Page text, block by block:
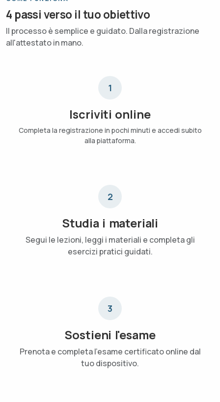
4 passi verso il tuo obiettivo
Il processo è semplice e guidato. Dalla registrazione
all'attestato in mano.
1
Iscriviti online
Completa la registrazione in pochi minuti e accedi subito
alla piattaforma.
2
Studia i materiali
Segui le lezioni, leggi i materiali e completa gli
esercizi pratici guidati.
3
Sostieni l'esame
Prenota e completa l'esame certificato online dal
tuo dispositivo.